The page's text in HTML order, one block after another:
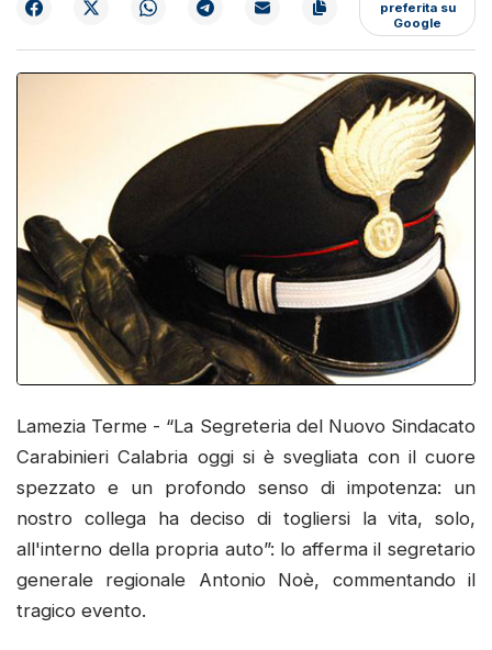
preferita su
Google
Lamezia Terme - “La Segreteria del Nuovo Sindacato
Carabinieri Calabria oggi si è svegliata con il cuore
spezzato e un profondo senso di impotenza: un
nostro collega ha deciso di togliersi la vita, solo,
all'interno della propria auto”: lo afferma il segretario
generale regionale Antonio Noè, commentando il
tragico evento.